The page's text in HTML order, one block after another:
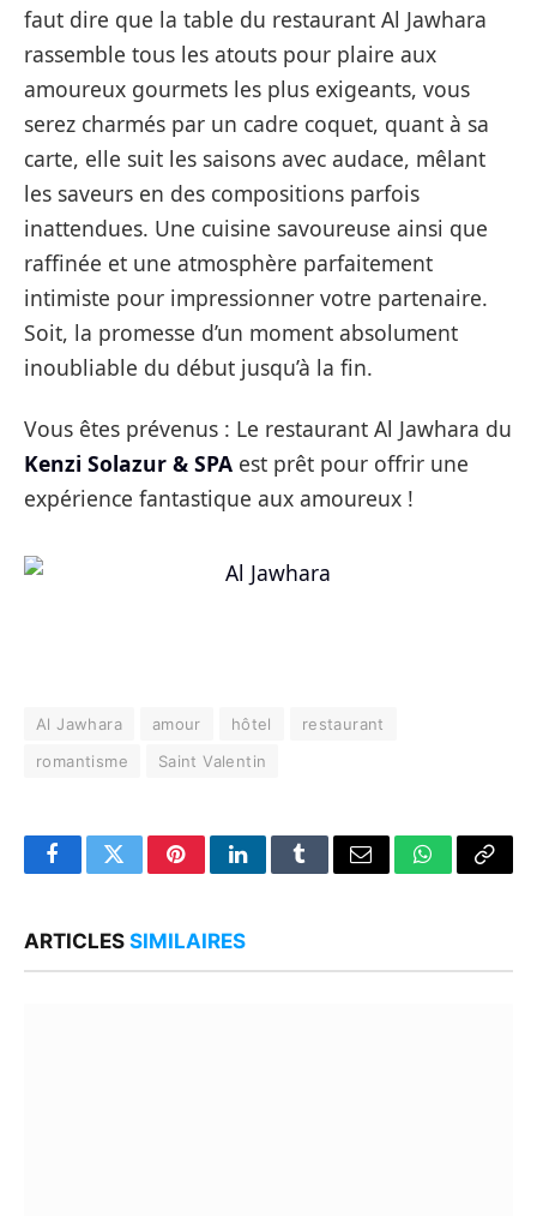
faut dire que la table du restaurant Al Jawhara
rassemble tous les atouts pour plaire aux
amoureux gourmets les plus exigeants, vous
serez charmés par un cadre coquet, quant à sa
carte, elle suit les saisons avec audace, mêlant
les saveurs en des compositions parfois
inattendues. Une cuisine savoureuse ainsi que
raffinée et une atmosphère parfaitement
intimiste pour impressionner votre partenaire.
Soit, la promesse d’un moment absolument
inoubliable du début jusqu’à la fin.
Vous êtes prévenus : Le restaurant Al Jawhara du
Kenzi Solazur & SPA est prêt pour offrir une
expérience fantastique aux amoureux !
Al Jawhara amour hôtel
restaurant
romantisme
Saint Valentin
FacebookTwitterPinterestLinkedInTumblrEmail WhatsApp
Copy
ARTICLES SIMILAIRES